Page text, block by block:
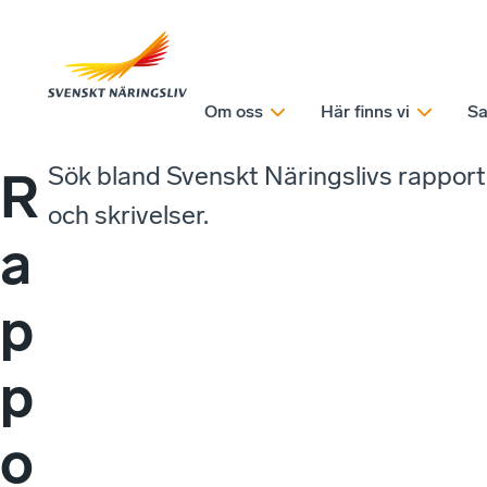
Om oss Här finns vi
R
a
p
p
o
Sök bland Svenskt Näringslivs
och skrivelser.